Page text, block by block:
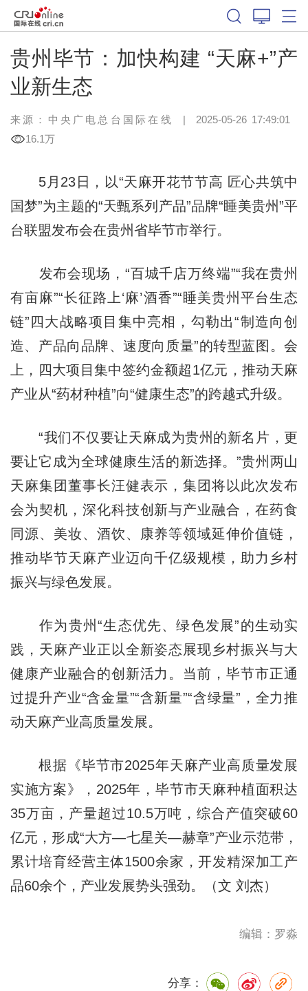
贵州毕节：加快构建 “天麻+”产
业新生态
来源：中央广电总台国际在线 | 2025-05-26 17:49:01
16.1万
5月23日，以“天麻开花节节高 匠心共筑中
国梦”为主题的“天甄系列产品”品牌“睡美贵州”平
台联盟发布会在贵州省毕节市举行。
发布会现场， “百城千店万终端”“我在贵州
有亩麻”“长征路上‘麻’酒香”“睡美贵州平台生态
链”四大战略项目集中亮相，勾勒出“制造向创
造、产品向品牌、速度向质量”的转型蓝图。会
上，四大项目集中签约金额超1亿元，推动天麻
产业从“药材种植”向“健康生态”的跨越式升级。
“我们不仅要让天麻成为贵州的新名片，更
要让它成为全球健康生活的新选择。”贵州两山
天麻集团董事长汪健表示，集团将以此次发布
会为契机，深化科技创新与产业融合，在药食
同源、美妆、酒饮、康养等领域延伸价值链，
推动毕节天麻产业迈向千亿级规模，助力乡村
振兴与绿色发展。
作为贵州“生态优先、绿色发展”的生动实
践，天麻产业正以全新姿态展现乡村振兴与大
健康产业融合的创新活力。当前，毕节市正通
过提升产业“含金量”“含新量”“含绿量”，全力推
动天麻产业高质量发展。
根据《毕节市2025年天麻产业高质量发展
实施方案》， 2025年，毕节市天麻种植面积达
35万亩，产量超过10.5万吨，综合产值突破60
亿元 ，形成“大方—七星关—赫章”产业示范带，
累计培育经营主体1500余家 ，开发精深加工产
品60余个，产业发展势头强劲。（文 刘杰）
编辑：罗淼
分享：